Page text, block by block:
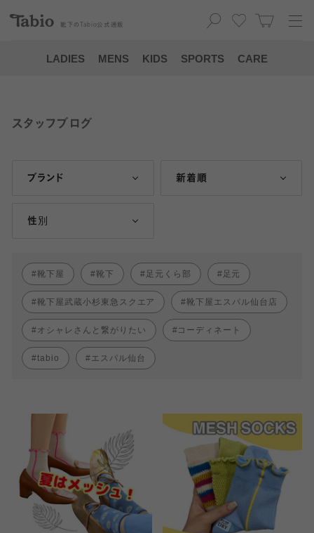
靴下の Tabio 公式通販
LADIES MENS KIDS SPORTS CARE
スタッフブログ
ブランド 新着順
性別
靴下屋 靴下 足元くら部 足元
靴下屋武蔵小杉東急スクエア 靴下屋エスパル仙台店
オシャレさんと繋がりたい コーディネート
tabio エスパル仙台